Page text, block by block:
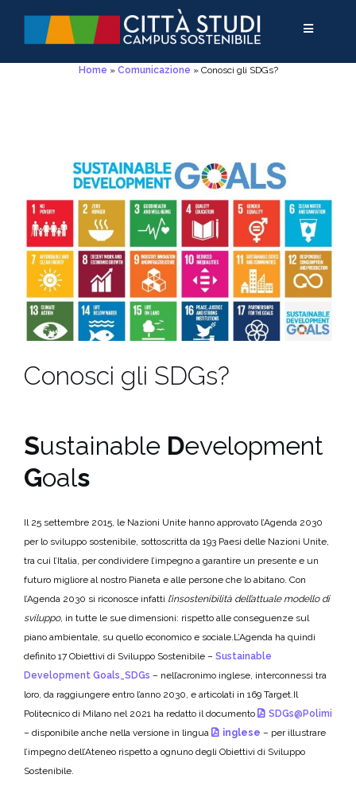
contenuto
navigazione
contenuto
Home » Comunicazione » Conosci gli SDGs?
Conosci gli SDGs?
Sustainable Development
Goals
Il 25 settembre 2015, le Nazioni Unite hanno approvato l’Agenda 2030
per lo sviluppo sostenibile, sottoscritta da 193 Paesi delle Nazioni Unite,
tra cui l’Italia, per condividere l’impegno a garantire un presente e un
futuro migliore al nostro Pianeta e alle persone che lo abitano. Con
l’Agenda 2030 si riconosce infatti l’insostenibilità dell’attuale modello di
sviluppo, in tutte le sue dimensioni: rispetto alle conseguenze sul
piano ambientale, su quello economico e sociale.L’Agenda ha quindi
definito 17 Obiettivi di Sviluppo Sostenibile – Sustainable
Development Goals_SDGs – nell’acronimo inglese, interconnessi tra
loro, da raggiungere entro l’anno 2030, e articolati in 169 Target.Il
Politecnico di Milano nel 2021 ha redatto il documento
SDGs@Polimi
– disponibile anche nella versione in lingua
inglese – per illustrare
l’impegno dell’Ateneo rispetto a ognuno degli Obiettivi di Sviluppo
Sostenibile.